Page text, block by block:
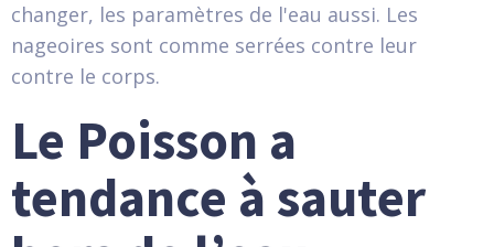
changer, les paramètres de l'eau aussi. Les
nageoires sont comme serrées contre leur
contre le corps.
Le Poisson a
tendance à sauter